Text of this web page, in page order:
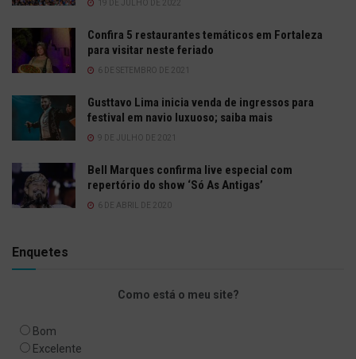
19 DE JULHO DE 2022
Confira 5 restaurantes temáticos em Fortaleza
para visitar neste feriado
6 DE SETEMBRO DE 2021
Gusttavo Lima inicia venda de ingressos para
festival em navio luxuoso; saiba mais
9 DE JULHO DE 2021
Bell Marques confirma live especial com
repertório do show ‘Só As Antigas’
6 DE ABRIL DE 2020
Enquetes
Como está o meu site?
Bom
Excelente